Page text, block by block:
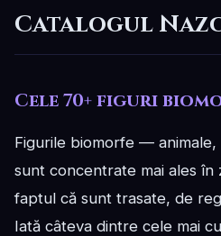
Catalogul
Cele 70+ figuri
Figurile biomorfe —
sunt concentrate mai ales
faptul că sunt trasate, de
Iată câteva dintre cele mai